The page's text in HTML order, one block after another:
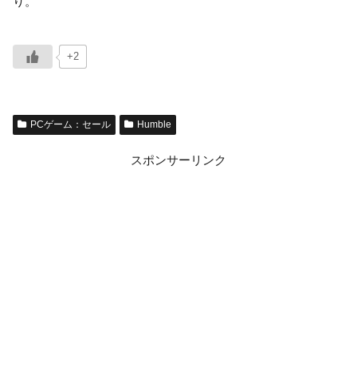
+2
PCゲーム：セール Humble
スポンサーリンク